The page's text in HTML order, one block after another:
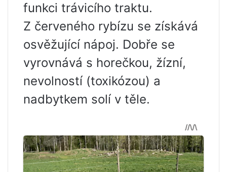
funkci trávicího traktu.
Z červeného rybízu se získává
osvěžující nápoj. Dobře se
vyrovnává s horečkou, žízní,
nevolností (toxikózou) a
nadbytkem solí v těle.